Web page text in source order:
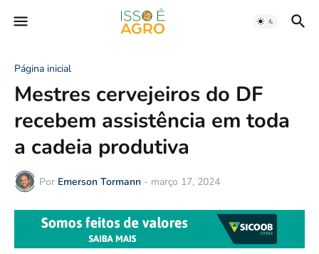
Página inicial
Mestres cervejeiros do DF
recebem assistência em toda
a cadeia produtiva
Por Emerson Tormann - março 17, 2024